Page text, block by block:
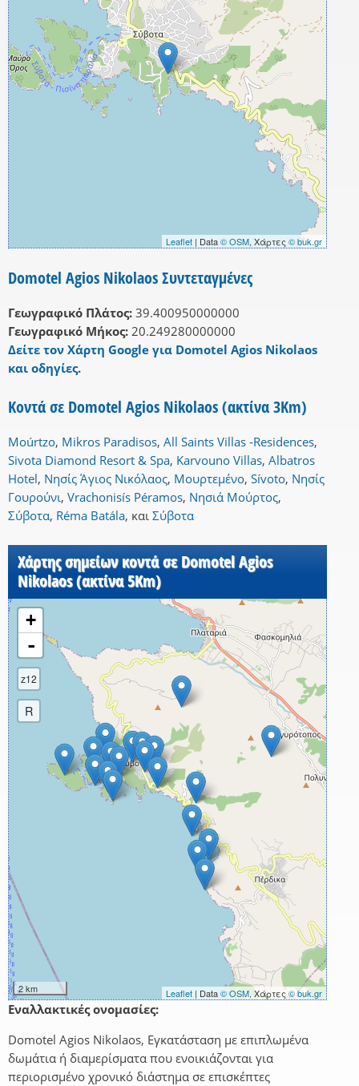
Leaflet | Data© OSM, Χάρτες © buk.gr
Domotel Agios Nikolaos Συντεταγμένες
Γεωγραφικό Πλάτος: 39.400950000000
Γεωγραφικό Μήκος: 20.249280000000
Δείτε τον Χάρτη Google για Domotel Agios Nikolaos
και οδηγίες.
Κοντά σε Domotel Agios Nikolaos (ακτίνα 3Km)
Moúrtzo, Mikros Paradisos, All Saints Villas -Residences,
Sivota Diamond Resort & Spa, Karvouno Villas, Albatros
Hotel, Νησίς Άγιος Νικόλαος, Μουρτεμένο, Sívoto, Νησίς
Γουρούνι, Vrachonisís Péramos, Νησιά Μούρτος,
Σύβοτα, Réma Batála, και Σύβοτα
Χάρτης σημείων κοντά σε Domotel Agios
Nikolaos (ακτίνα 5Km)
+
-
z12
R
2 km Leaflet | Data© OSM, Χάρτες © buk.gr
Εναλλακτικές ονομασίες:
Domotel Agios Nikolaos, Εγκατάσταση με επιπλωμένα
δωμάτια ή διαμερίσματα που ενοικιάζονται για
περιορισμένο χρονικό διάστημα σε επισκέπτες